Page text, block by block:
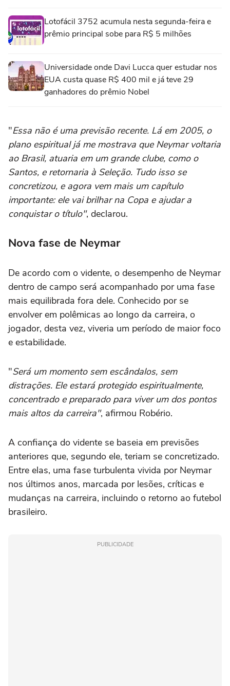
Lotofácil 3752 acumula nesta segunda-feira e
prêmio principal sobe para R$ 5 milhões
Universidade onde Davi Lucca quer estudar nos
EUA custa quase R$ 400 mil e já teve 29
ganhadores do prêmio Nobel
"Essa não é uma previsão recente. Lá em 2005, o
plano espiritual já me mostrava que Neymar voltaria
ao Brasil, atuaria em um grande clube, como o
Santos, e retornaria à Seleção. Tudo isso se
concretizou, e agora vem mais um capítulo
importante: ele vai brilhar na Copa e ajudar a
conquistar o título", declarou.
Nova fase de Neymar
De acordo com o vidente, o desempenho de Neymar
dentro de campo será acompanhado por uma fase
mais equilibrada fora dele. Conhecido por se
envolver em polêmicas ao longo da carreira, o
jogador, desta vez, viveria um período de maior foco
e estabilidade.
"Será um momento sem escândalos, sem
distrações. Ele estará protegido espiritualmente,
concentrado e preparado para viver um dos pontos
mais altos da carreira", afirmou Robério.
A confiança do vidente se baseia em previsões
anteriores que, segundo ele, teriam se concretizado.
Entre elas, uma fase turbulenta vivida por Neymar
nos últimos anos, marcada por lesões, críticas e
mudanças na carreira, incluindo o retorno ao futebol
brasileiro.
PUBLICIDADE